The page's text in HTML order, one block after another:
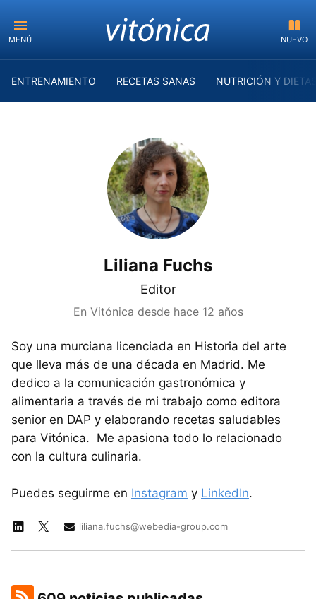
MENÚ NUEVO
ENTRENAMIENTO RECETAS SANAS NUTRICIÓN Y
Liliana Fuchs
Editor
En Vitónica desde hace 12 años
Soy una murciana licenciada en Historia del arte
que lleva más de una década en Madrid. Me
dedico a la comunicación gastronómica y
alimentaria a través de mi trabajo como editora
senior en DAP y elaborando recetas saludables
para Vitónica. Me apasiona todo lo relacionado
con la cultura culinaria.
Puedes seguirme en Instagram y LinkedIn.
liliana.fuchs@webedia-group.com